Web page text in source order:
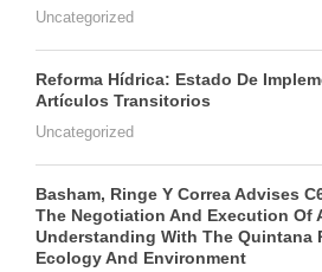
Uncategorized
Reforma Hídrica: Estado De
Artículos Transitorios
Uncategorized
Basham, Ringe Y Correa Advises
The Negotiation And Execution Of
Understanding With The Quintana
Ecology And Environment